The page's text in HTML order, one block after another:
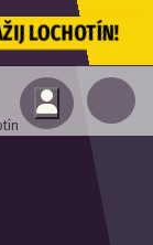
LOCHOTÍN!